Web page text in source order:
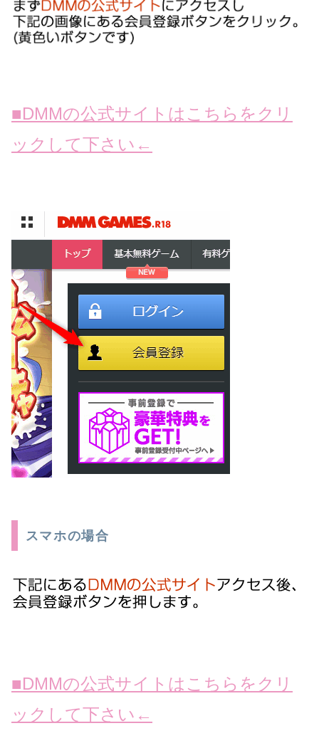
■DMMの公式サイトはこちらをクリ
ックして下さい←
スマホの場合
■DMMの公式サイトはこちらをクリ
ックして下さい←